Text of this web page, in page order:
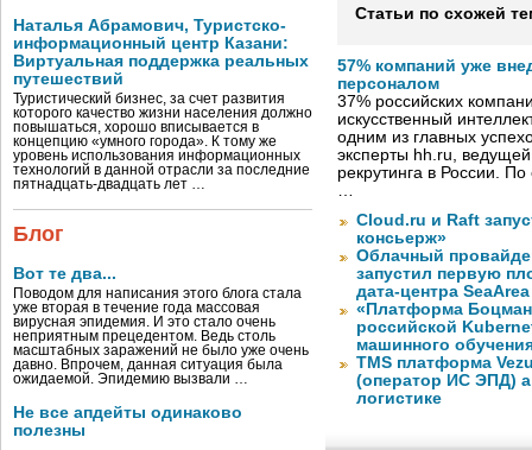
Наталья Абрамович, Туристско-
информационный центр Казани:
Виртуальная поддержка реальных
путешествий
Туристический бизнес, за счет развития
которого качество жизни населения должно
повышаться, хорошо вписывается в
концепцию «умного города». К тому же
уровень использования информационных
технологий в данной отрасли за последние
пятнадцать-двадцать лет …
Блог
Вот те два...
Поводом для написания этого блога стала
уже вторая в течение года массовая
вирусная эпидемия. И это стало очень
неприятным прецедентом. Ведь столь
масштабных заражений не было уже очень
давно. Впрочем, данная ситуация была
ожидаемой. Эпидемию вызвали …
Не все апдейты одинаково
полезны
Статьи по схожей
57% компаний уже
персоналом
37% российских
искусственный
одним из главных
эксперты hh.ru,
рекрутинга в России.
…
Cloud.ru и Raft
консьерж»
Облачный
запустил первую
дата-центра
«Платформа
российской
машинного
TMS платформа
(оператор ИС ЭПД)
логистике